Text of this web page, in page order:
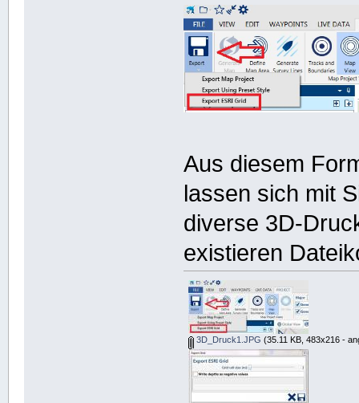
Aus diesem
lassen sich mit
diverse 3D-
existieren
3D_Druck1.JPG (35.11 KB, 483x216 -